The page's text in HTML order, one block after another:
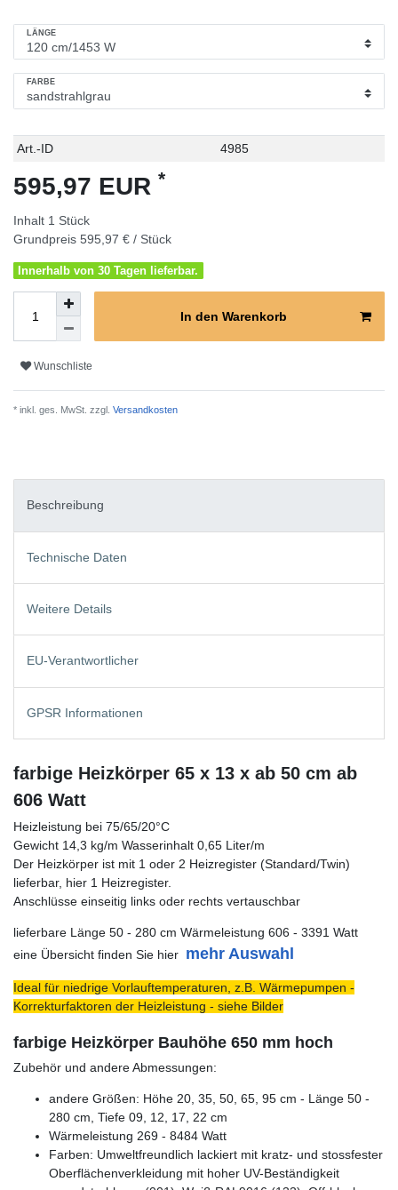
LÄNGE
FARBE
Technisches
Wert
Art.-ID 4985
595,97 EUR *
Inhalt 1 Stück
Grundpreis 595,97 € / Stück
Innerhalb von 30 Tagen lieferbar.
In den Warenkorb
Wunschliste
* inkl. ges. MwSt. zzgl. Versandkosten
Beschreibung
Technische Daten
Weitere Details
EU-Verantwortlicher
GPSR Informationen
farbige Heizkörper 65 x 13 x ab 50 cm ab
606 Watt
Heizleistung bei 75/65/20°C
Gewicht 14,3 kg/m Wasserinhalt 0,65 Liter/m
Der Heizkörper ist mit 1 oder 2 Heizregister (Standard/Twin)
lieferbar, hier 1 Heizregister.
Anschlüsse einseitig links oder rechts vertauschbar
lieferbare Länge 50 - 280 cm Wärmeleistung 606 - 3391 Watt
eine Übersicht finden Sie hier mehr Auswahl
Ideal für niedrige Vorlauftemperaturen, z.B. Wärmepumpen -
Korrekturfaktoren der Heizleistung - siehe Bilder
farbige Heizkörper Bauhöhe 650 mm hoch
Zubehör und andere Abmessungen:
andere Größen: Höhe 20, 35, 50, 65, 95 cm - Länge 50 -
280 cm, Tiefe 09, 12, 17, 22 cm
Wärmeleistung 269 - 8484 Watt
Farben: Umweltfreundlich lackiert mit kratz- und stossfester
Oberflächenverkleidung mit hoher UV-Beständigkeit